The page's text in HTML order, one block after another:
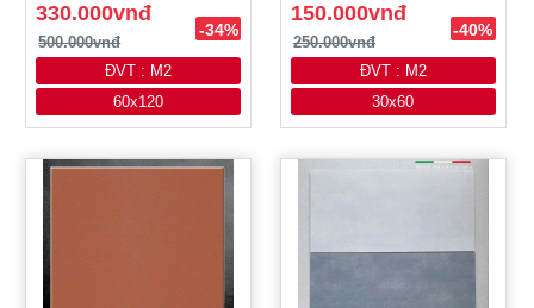
330.000vnđ
500.000vnđ
-34%
ĐVT : M2
60x120
150.000vnđ
250.000vnđ
-40%
ĐVT : M2
30x60